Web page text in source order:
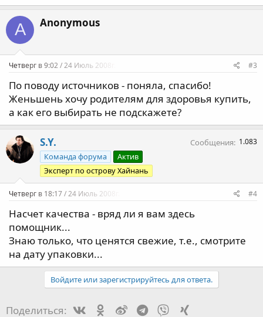
A Anonymous
Четверг в 9:02 / 24 Июль 2008г. #3
По поводу источников - поняла, спасибо!
Женьшень хочу родителям для здоровья купить,
а как его выбирать не подскажете?
S.Y.
Команда форума
Актив
Эксперт по острову Хайнань
Сообщения 1.083
Четверг в 18:17 / 24 Июль 2008г. #4
Насчет качества - вряд ли я вам здесь
помощник...
Знаю только, что ценятся свежие, т.е., смотрите
на дату упаковки...
Войдите или зарегистрируйтесь для ответа.
Поделиться: Vk Ok WeiboTelegram
Viber